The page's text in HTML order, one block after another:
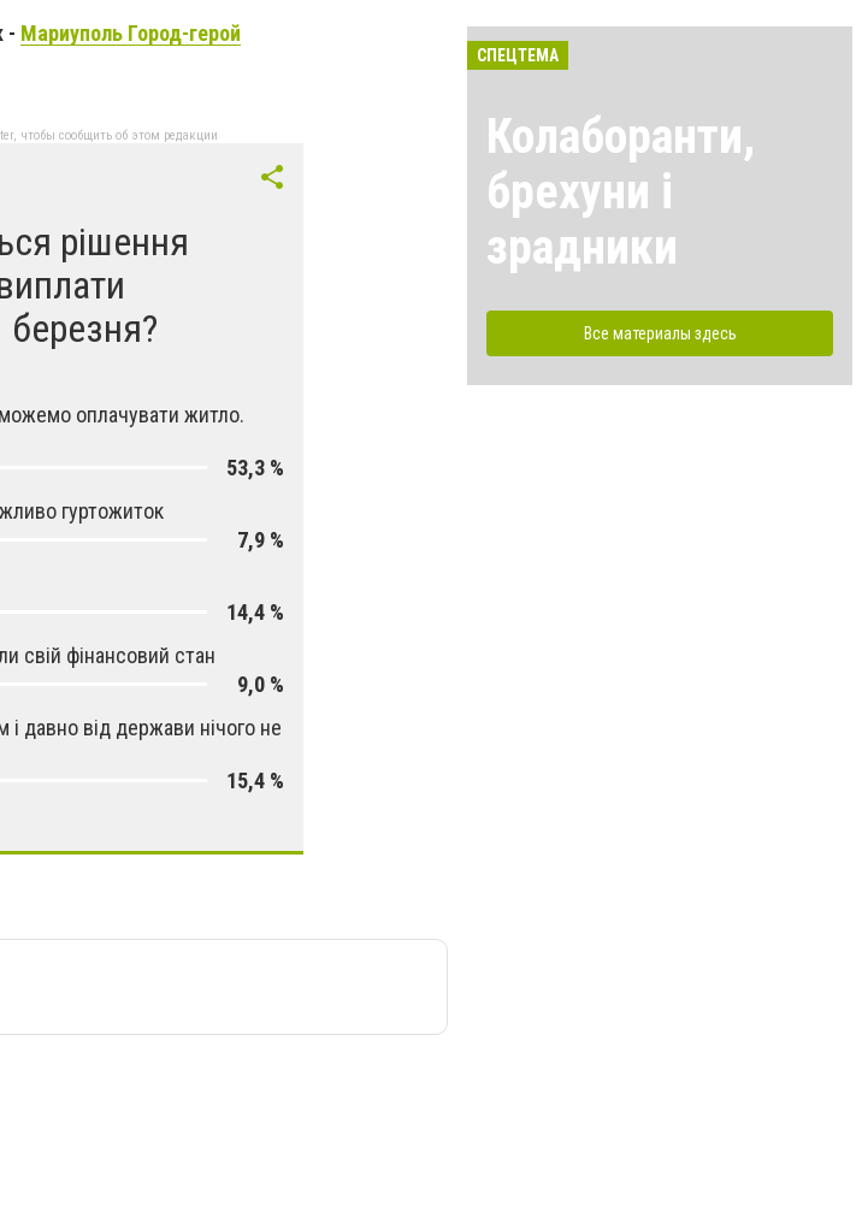
- Мариуполь Город-герой
чтобы сообщить об этом редакции
рішення
оплачувати житло.
53,3 %
гуртожиток
7,9 %
14,4 %
свій фінансовий стан
9,0 %
давно від держави нічого не
15,4 %
СПЕЦТЕМА
Колаборанти,
брехуни і
зрадники
Все материалы здесь